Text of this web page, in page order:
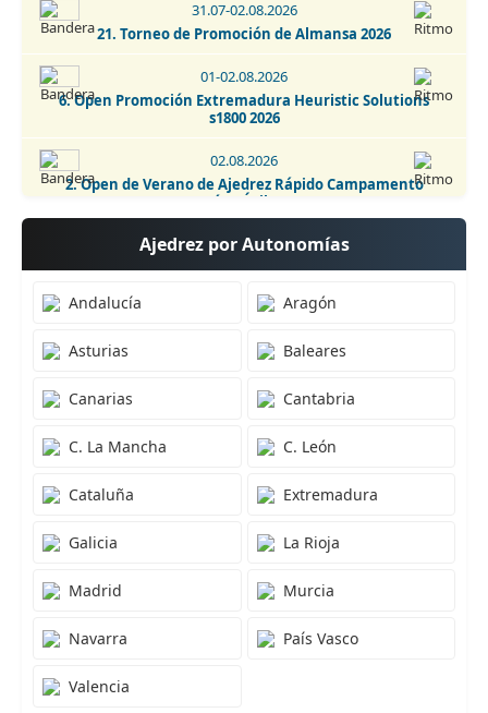
I Open Internacional Ajedrez Myinvestor Casablanca 2026
05-12.09.2026
I Cerrado Internacional GM MyInvestor 2026
31.07-02.08.2026
21. Torneo de Promoción de Almansa 2026
01-02.08.2026
6. Open Promoción Extremadura Heuristic Solutions
s1800 2026
02.08.2026
2. Open de Verano de Ajedrez Rápido Campamento
Dragón - Ávila 2026
02.08.2026
Leça Chess Blitz 2026
01.08.2026
29. Torneio ART Jovens 2026
01.08.2026
27. Torneio ART Rápidas 2026
Torneo de Ajedrez San Martín de Pusa 2026
24-30.07.2026
Ajedrez por Autonomías
Andalucía Aragón
Asturias Baleares
Canarias Cantabria
C. La Mancha C. León
Cataluña Extremadura
Galicia La Rioja
Madrid Murcia
Navarra País Vasco
Valencia